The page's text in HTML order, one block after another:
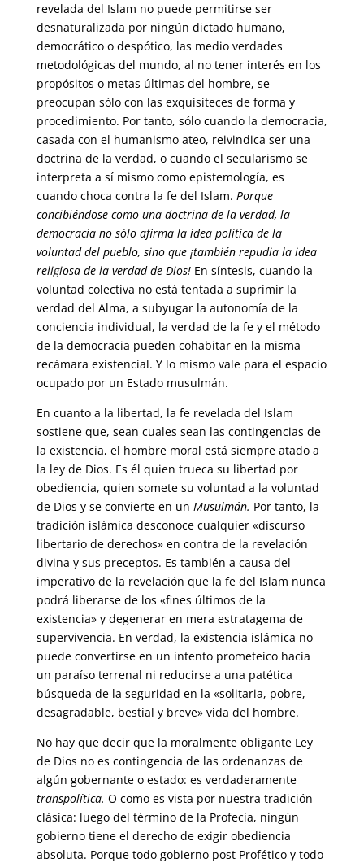
revelada del Islam no puede permitirse ser
desnaturalizada por ningún dictado humano,
democrático o despótico, las medio verdades
metodológicas del mundo, al no tener interés en los
propósitos o metas últimas del hombre, se
preocupan sólo con las exquisiteces de forma y
procedimiento. Por tanto, sólo cuando la democracia,
casada con el humanismo ateo, reivindica ser una
doctrina de la verdad, o cuando el secularismo se
interpreta a sí mismo como epistemología, es
cuando choca contra la fe del Islam. Porque
concibiéndose como una doctrina de la verdad, la
democracia no sólo afirma la idea política de la
voluntad del pueblo, sino que ¡también repudia la idea
religiosa de la verdad de Dios!En síntesis, cuando la
voluntad colectiva no está tentada a suprimir la
verdad del Alma, a subyugar la autonomía de la
conciencia individual, la verdad de la fe y el método
de la democracia pueden cohabitar en la misma
recámara existencial. Y lo mismo vale para el espacio
ocupado por un Estado musulmán.
En cuanto a la libertad, la fe revelada del Islam
sostiene que, sean cuales sean las contingencias de
la existencia, el hombre moral está siempre atado a
la ley de Dios. Es él quien trueca su libertad por
obediencia, quien somete su voluntad a la voluntad
de Dios y se convierte en un Musulmán. Por tanto, la
tradición islámica desconoce cualquier «discurso
libertario de derechos» en contra de la revelación
divina y sus preceptos. Es también a causa del
imperativo de la revelación que la fe del Islam nunca
podrá liberarse de los «fines últimos de la
existencia» y degenerar en mera estratagema de
supervivencia. En verdad, la existencia islámica no
puede convertirse en un intento prometeico hacia
un paraíso terrenal ni reducirse a una patética
búsqueda de la seguridad en la «solitaria, pobre,
desagradable, bestial y breve» vida del hombre.
No hay que decir que la moralmente obligante Ley
de Dios no es contingencia de las ordenanzas de
algún gobernante o estado: es verdaderamente
transpolítica. O como es vista por nuestra tradición
clásica: luego del término de la Profecía, ningún
gobierno tiene el derecho de exigir obediencia
absoluta. Porque todo gobierno post Profético y todo